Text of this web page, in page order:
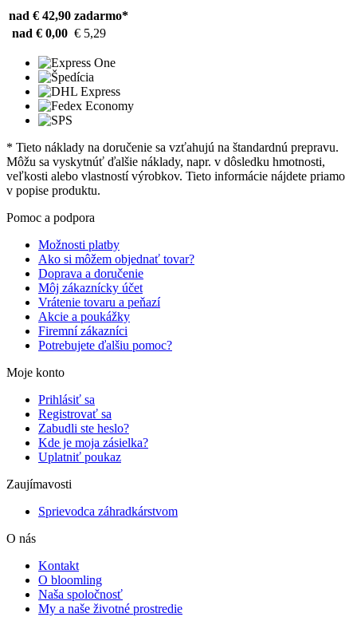
nad € 42,90 zadarmo*
nad € 0,00 € 5,29
* Tieto náklady na doručenie sa vzťahujú na štandardnú prepravu.
Môžu sa vyskytnúť ďalšie náklady, napr. v dôsledku hmotnosti,
veľkosti alebo vlastností výrobkov. Tieto informácie nájdete priamo
v popise produktu.
Pomoc a podpora
Možnosti platby
Ako si môžem objednať tovar?
Doprava a doručenie
Môj zákaznícky účet
Vrátenie tovaru a peňazí
Akcie a poukážky
Firemní zákazníci
Potrebujete ďalšiu pomoc?
Moje konto
Prihlásiť sa
Registrovať sa
Zabudli ste heslo?
Kde je moja zásielka?
Uplatniť poukaz
Zaujímavosti
Sprievodca záhradkárstvom
O nás
Kontakt
O bloomling
Naša spoločnosť
My a naše životné prostredie